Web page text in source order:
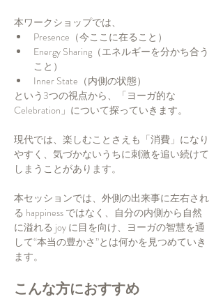
本ワークショップでは、
Presence（今ここに在ること）
Energy Sharing（エネルギーを分かち合う
こと）
Inner State（内側の状態）
という3つの視点から、「ヨーガ的な
Celebration」について探っていきます。
現代では、楽しむことさえも「消費」になり
やすく、気づかないうちに刺激を追い続けて
しまうことがあります。
本セッションでは、外側の出来事に左右され
る happiness ではなく、自分の内側から自然
に溢れる joy に目を向け、ヨーガの智慧を通
して“本当の豊かさ”とは何かを見つめていき
ます。
こんな方におすすめ